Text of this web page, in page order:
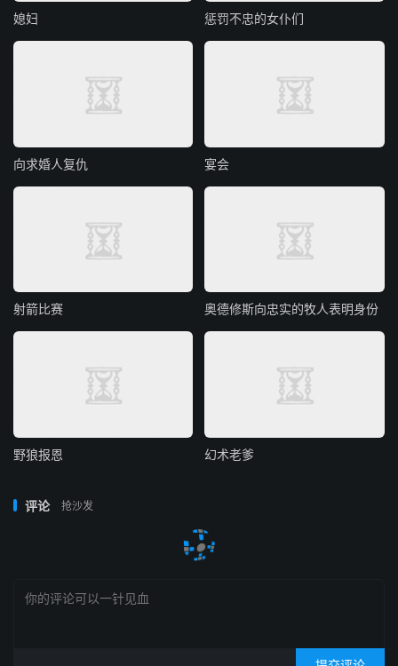
媳妇 惩罚不忠的女仆们
向求婚人复仇 宴会
射箭比赛 奥德修斯向忠实的牧人表明身份
野狼报恩 幻术老爹
评论 抢沙发